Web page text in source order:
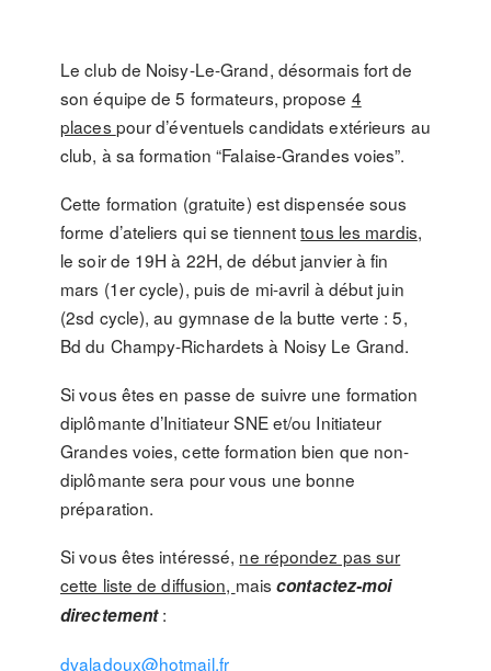
Le club de Noisy-Le-Grand, désormais fort de
son équipe de 5 formateurs, propose 4
places pour d’éventuels candidats extérieurs au
club, à sa formation “Falaise-Grandes voies”.
Cette formation (gratuite) est dispensée sous
forme d’ateliers qui se tiennenttous les mardis,
le soir de 19H à 22H, de début janvier à fin
mars (1er cycle), puis de mi-avril à début juin
(2sd cycle), au gymnase de la butte verte : 5,
Bd du Champy-Richardets à Noisy Le Grand.
Si vous êtes en passe de suivre une formation
diplômante d’Initiateur SNE et/ou Initiateur
Grandes voies, cette formation bien que non-
diplômante sera pour vous une bonne
préparation.
Si vous êtes intéressé, ne répondez pas sur
cette liste de diffusion, maiscontactez-moi
directement:
dvaladoux@hotmail.fr